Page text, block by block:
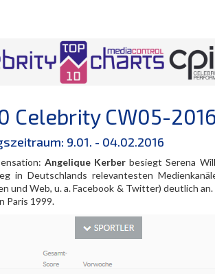
Celebrity CW05-2016
9.01. - 04.02.2016
Angelique Kerber besiegt Serena
in Deutschlands relevantesten
und Web, u. a. Facebook & Twitter) deutlich
Paris 1999.